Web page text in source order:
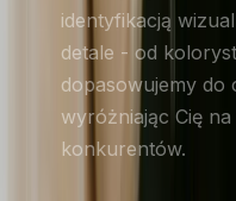
identyfikacją
detale - od
dopasowujemy do
wyróżniając Cię
konkurentów.